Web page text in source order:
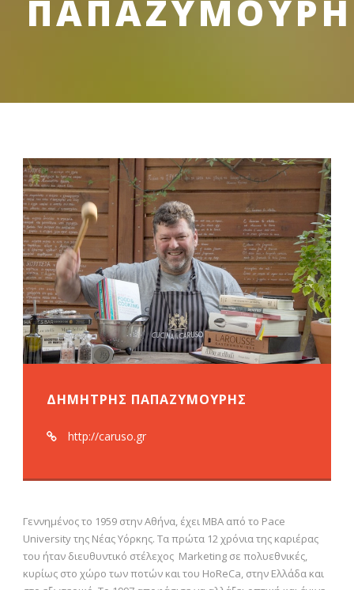
ΔΗΜΗΤΡΗΣ ΠΑΠΑΖΥΜΟΥΡΗΣ
http://caruso.gr
Γεννημένος το 1959 στην Αθήνα, έχει MBA από το Pace
University της Νέας Υόρκης. Τα πρώτα 12 χρόνια της καριέρας
του ήταν διευθυντικό στέλεχος Marketing σε πολυεθνικές,
κυρίως στο χώρο των ποτών και του HoReCa, στην Ελλάδα και